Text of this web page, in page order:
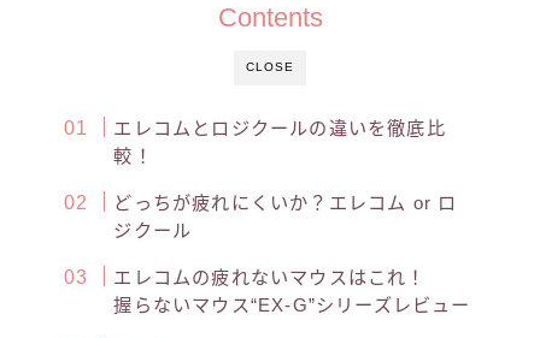
CLOSE
Contents
エレコムとロジクールの違いを徹底比
較！
どっちが疲れにくいか？エレコム or ロ
ジクール
エレコムの疲れないマウスはこれ！
握らないマウス“EX-G”シリーズレビュー